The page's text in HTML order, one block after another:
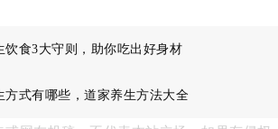
饮食3大守则，助你吃出好身材
方式有哪些，道家养生方法大全